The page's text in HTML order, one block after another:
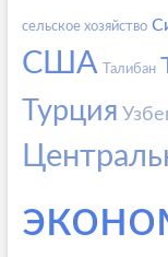
сельское хозяйство
США Талибан
Турция